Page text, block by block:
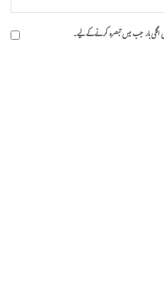
بار جب میں تبصرہ کرنے کےلیے۔